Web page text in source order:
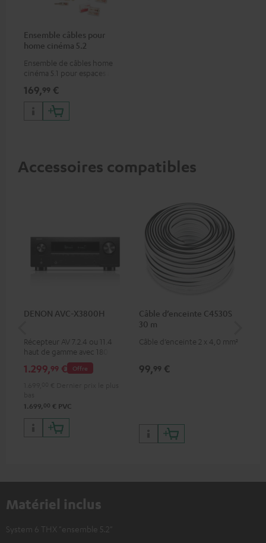
Ensemble câbles pour
home cinéma 5.2
Ensemble de câbles home
cinéma 5.1 pour espaces allant
169,99 €
Accessoires compatibles
DENON AVC-X3800H
Récepteur AV 7.2.4 ou 11.4
haut de gamme avec 180
watts de puissance de sortie
par canal
Offre
1.299,99 €
1.699, 00 € PVC
Câble d’enceinte C4530S
30 m
Câble d’enceinte 2 x 4,0 mm²
99,99 €
Matériel inclus
System 6 THX "ensemble 5.2"